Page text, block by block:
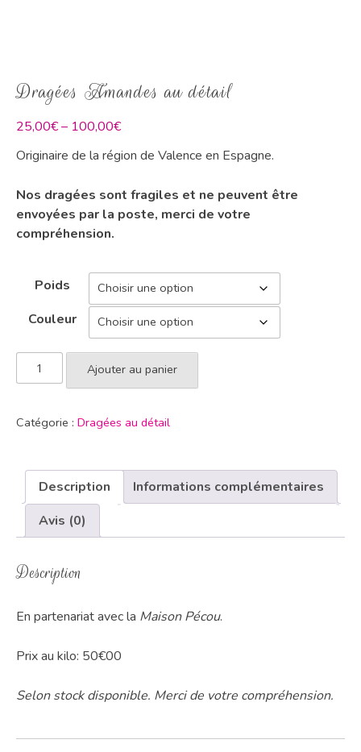
Dragées Amandes au détail
25,00€– 100,00€
Originaire de la région de Valence en Espagne.
Nos dragées sont fragiles et ne peuvent être
envoyées par la poste, merci de votre
compréhension.
Poids
Couleur
Ajouter au panier
Catégorie : Dragées au détail
Description
Informations complémentaires
Avis (0)
Description
En partenariat avec la Maison Pécou.
Prix au kilo: 50€00
Selon stock disponible. Merci de votre compréhension.